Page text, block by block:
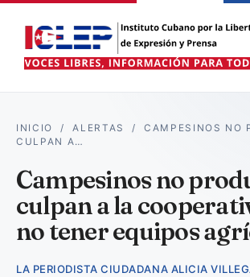
INICIO /ALERTAS /CAMPESINOS NO
CULPAN A…
Campesinos no
culpan a la
no tener equipos
LA PERIODISTA CIUDADANA ALICIA